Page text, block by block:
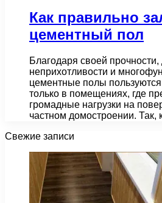
Как правильно
цементный пол
Благодаря своей прочности,
неприхотливости и
цементные полы
только в помещениях, где
громадные нагрузки на
частном домостроении. Так,
Свежие записи